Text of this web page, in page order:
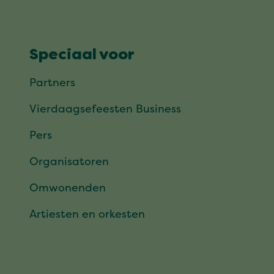
Speciaal voor
Partners
Vierdaagsefeesten Business
Pers
Organisatoren
Omwonenden
Artiesten en orkesten